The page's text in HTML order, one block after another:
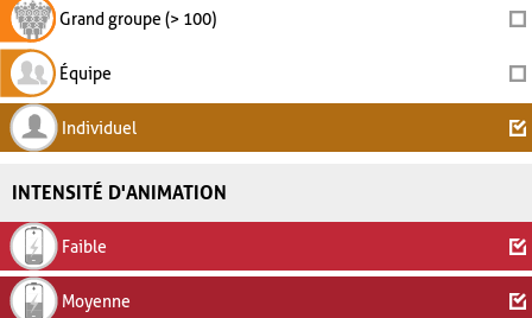
Grand groupe (> 100)
Équipe
Individuel
INTENSITÉ D'ANIMATION
Faible
Moyenne